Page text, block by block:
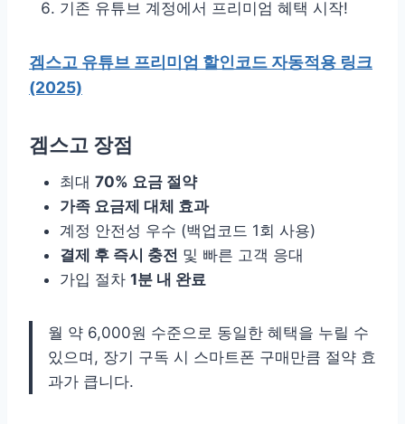
기존 유튜브 계정에서 프리미엄 혜택 시작!
겜스고 유튜브 프리미엄 할인코드 자동적용 링크
(2025)
겜스고 장점
최대 70% 요금 절약
가족 요금제 대체 효과
계정 안전성 우수 (백업코드 1회 사용)
결제 후 즉시 충전 및 빠른 고객 응대
가입 절차 1분 내 완료
월 약 6,000원 수준으로 동일한 혜택을 누릴 수
있으며, 장기 구독 시 스마트폰 구매만큼 절약 효
과가 큽니다.